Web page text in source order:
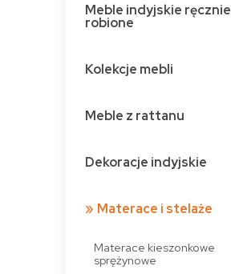
Meble indyjskie ręcznie
robione
Kolekcje mebli
Meble z rattanu
Dekoracje indyjskie
Materace i stelaże
Materace kieszonkowe
sprężynowe